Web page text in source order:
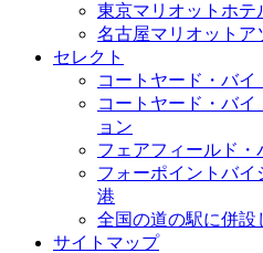
東京マリオットホテ
名古屋マリオットア
セレクト
コートヤード・バ
コートヤード・バ
ョン
フェアフィールド
フォーポイントバ
港
全国の道の駅に併設
サイトマップ